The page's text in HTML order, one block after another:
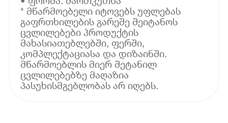
* მწარმოებელი იტოვებს უფლებას
გაფრთხილების გარეშე შეიტანოს
ცვლილებები პროდუქტის
მახასიათებლებში, ფერში,
კომპლექტაციასა და დიზაინში.
მწარმოებლის მიერ შეტანილ
ცვლილებებზე მაღაზია
პასუხისმგებლობას არ იღებს.